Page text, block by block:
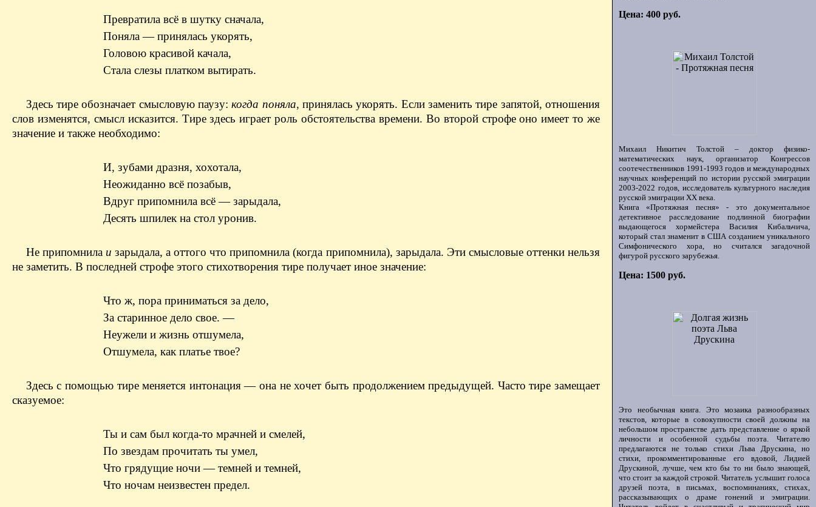
Превратила всё в шутку сначала,
Поняла — принялась укорять,
Головою красивой качала,
Стала слезы платком вытирать.
Здесь тире обозначает смысловую паузу:когда поняла, принялась укорять. Если заменить тире запятой, отношения
слов изменятся, смысл исказится. Тире здесь играет роль обстоятельства времени. Во второй строфе оно имеет то же
значение и также необходимо:
И, зубами дразня, хохотала,
Неожиданно всё позабыв,
Вдруг припомнила всё — зарыдала,
Десять шпилек на стол уронив.
Не припомнила и зарыдала, а оттого что припомнила (когда припомнила), зарыдала. Эти смысловые оттенки нельзя
не заметить. В последней строфе этого стихотворения тире получает иное значение:
Что ж, пора приниматься за дело,
За старинное дело свое. —
Неужели и жизнь отшумела,
Отшумела, как платье твое?
Здесь с помощью тире меняется интонация — она не хочет быть продолжением предыдущей. Часто тире замещает
сказуемое:
Ты и сам был когда-то мрачней и смелей,
По звездам прочитать ты умел,
Что грядущие ночи — темней и темней,
Что ночам неизвестен предел.
Цена: 400 руб.
Михаил Никитич Толстой – доктор физико-
математических наук, организатор Конгрессов
соотечественников 1991-1993 годов и международных
научных конференций по истории русской эмиграции
2003-2022 годов, исследователь культурного наследия
русской эмиграции ХХ века.
Книга «Протяжная песня» - это документальное
детективное расследование подлинной биографии
выдающегося хормейстера Василия Кибальчича,
который стал знаменит в США созданием уникального
Симфонического хора, но считался загадочной
фигурой русского зарубежья.
Цена: 1500 руб.
Это необычная книга. Это мозаика разнообразных
текстов, которые в совокупности своей должны на
небольшом пространстве дать представление о яркой
личности и особенной судьбы поэта. Читателю
предлагаются не только стихи Льва Друскина, но
стихи, прокомментированные его вдовой, Лидией
Друскиной, лучше, чем кто бы то ни было знающей,
что стоит за каждой строкой. Читатель услышит голоса
друзей поэта, в письмах, воспоминаниях, стихах,
рассказывающих о драме гонений и эмиграции.